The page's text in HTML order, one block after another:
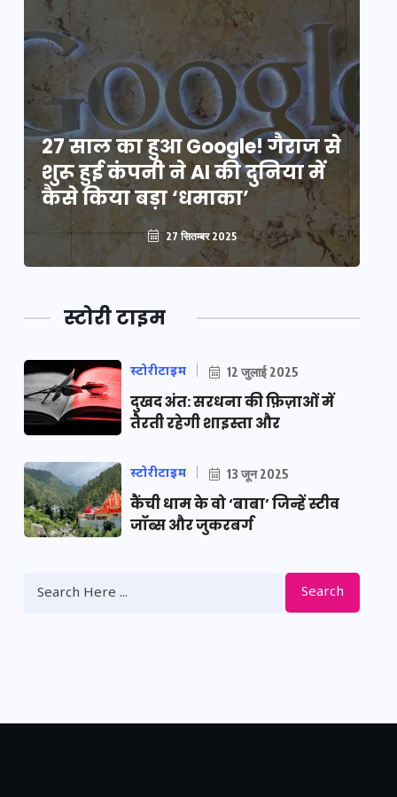
27 साल का हुआ Google! गैराज से
शुरू हुई कंपनी ने AI की दुनिया में
कैसे किया बड़ा ‘धमाका’
27 सितम्बर 2025
स्टोरी टाइम
स्टोरीटाइम 12 जुलाई 2025
दुखद अंत: सरधना की फ़िज़ाओं में
तैरती रहेगी शाइस्ता और
स्टोरीटाइम 13 जून 2025
कैंची धाम के वो ‘बाबा’ जिन्हें स्टीव
जॉब्स और जुकरबर्ग
Search